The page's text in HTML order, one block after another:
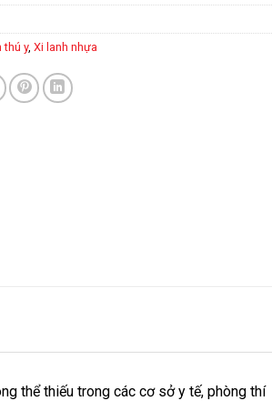
thú y, Xi lanh nhựa
thể thiếu trong các cơ sở y tế, phòng thí